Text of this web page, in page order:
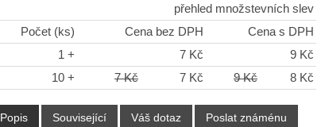
přehled množstevních slev
Počet (ks)
Cena bez DPH
Cena s DPH
1 +
7 Kč
9 Kč
10 +
7 Kč 7 Kč 9 Kč 8 Kč
Popis Související Váš dotaz Poslat známénu